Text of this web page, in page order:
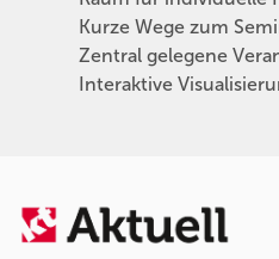
Kurze Wege zum
Zentral gelegene
Interaktive